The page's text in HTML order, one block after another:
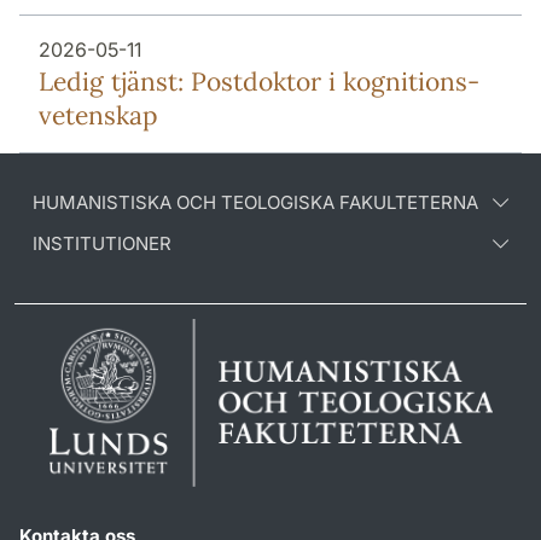
2026-05-11
Ledig tjänst: Postdoktor i kognitions-
vetenskap
HUMANISTISKA OCH TEOLOGISKA FAKULTETERNA
INSTITUTIONER